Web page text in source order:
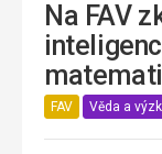
Na FAV
FAV Věda a